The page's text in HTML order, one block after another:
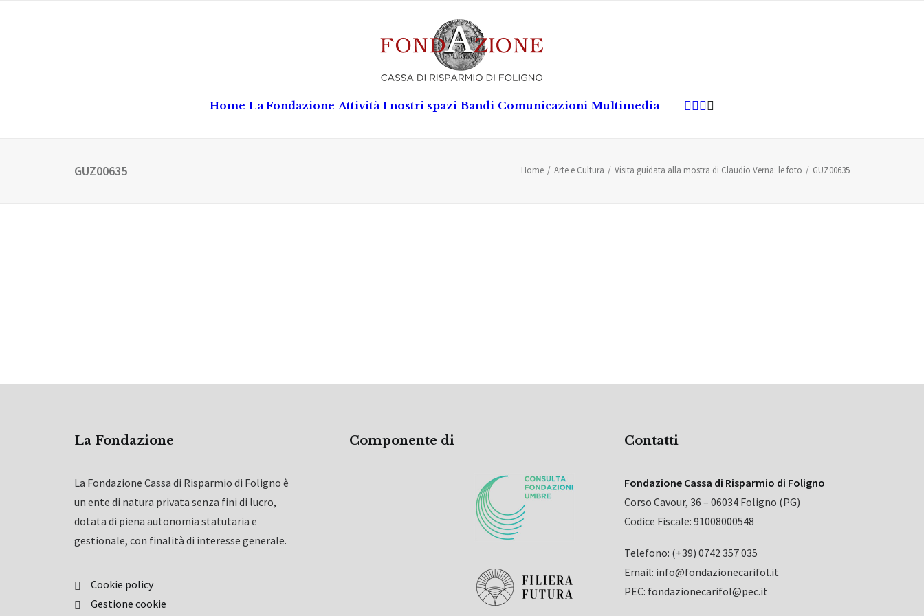
Home La Fondazione Attività I nostri spazi Bandi Comunicazioni Multimedia
GUZ00635 Home Arte e Cultura Visita guidata alla mostra di Claudio Verna: le foto GUZ00635
La Fondazione
La Fondazione Cassa di Risparmio di Foligno è
un ente di natura privata senza fini di lucro,
dotata di piena autonomia statutaria e
gestionale, con finalità di interesse generale.
Cookie policy
Gestione cookie
Componente di Contatti
Fondazione Cassa di Risparmio di Foligno
Corso Cavour, 36 – 06034 Foligno (PG)
Codice Fiscale: 91008000548
Telefono: (+39) 0742 357 035
Email: info@fondazionecarifol.it
PEC: fondazionecarifol@pec.it